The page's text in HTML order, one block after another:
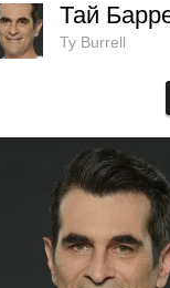
Тай
Ty Burrell